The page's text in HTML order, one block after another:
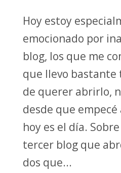
Hoy estoy
emocionado por
blog, los que me
que llevo bastante
de querer abrirlo,
desde que
hoy es el día.
tercer blog que
dos que...